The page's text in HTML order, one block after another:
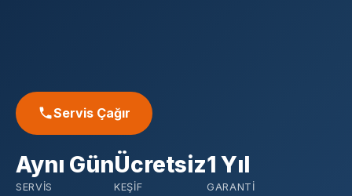
Servis Çağır
Aynı Gün
SERVIS
Ücretsiz
KEŞIF
1 Yıl
GARANTI